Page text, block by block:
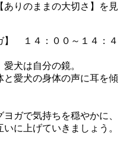
りのままの大切さ】を見
】 １４：００～１４：４
犬は自分の鏡。
と愛犬の身体の声に耳を傾
ガで気持ちを穏やかに、
に上げていきましょう。